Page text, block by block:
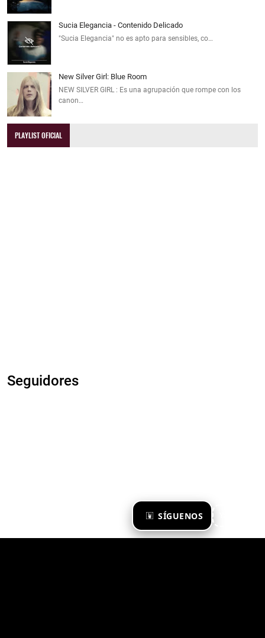
SÍGUENOS
Sucia Elegancia - Contenido Delicado
"Sucia Elegancia" no es apto para sensibles, co…
New Silver Girl: Blue Room
NEW SILVER GIRL : Es una agrupación que rompe con los
canon…
PLAYLIST OFICIAL
Seguidores